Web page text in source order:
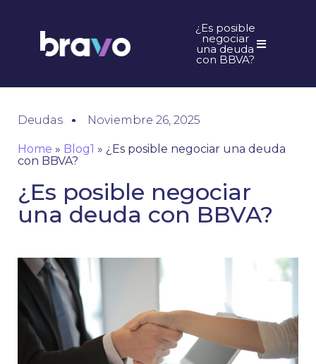
¿Es posible
negociar
una deuda
con BBVA?
Deudas Noviembre 26, 2025
Home » Blog1 » ¿Es posible negociar una deuda
con BBVA?
¿Es posible negociar
una deuda con BBVA?